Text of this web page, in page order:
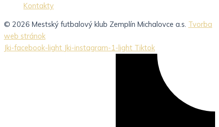
Kontakty
© 2026 Mestský futbalový klub Zemplín Michalovce a.s. Tvorba
web stránok
Jki-facebook-light Jki-instagram-1-light Tiktok